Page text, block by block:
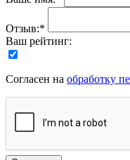
Отзыв:*
Ваш рейтинг:
Согласен на обработку